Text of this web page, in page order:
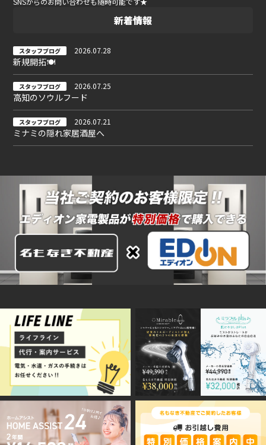
新着情報
スタッフブログ 2026.07.28
新規開拓🍽
スタッフブログ 2026.07.25
高知のソウルフード
スタッフブログ 2026.07.21
ミナミの隠れ家居酒屋へ